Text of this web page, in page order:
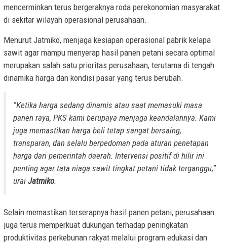
mencerminkan terus bergeraknya roda perekonomian masyarakat
di sekitar wilayah operasional perusahaan.
Menurut Jatmiko, menjaga kesiapan operasional pabrik kelapa
sawit agar mampu menyerap hasil panen petani secara optimal
merupakan salah satu prioritas perusahaan, terutama di tengah
dinamika harga dan kondisi pasar yang terus berubah.
“Ketika harga sedang dinamis atau saat memasuki masa
panen raya, PKS kami berupaya menjaga keandalannya. Kami
juga memastikan harga beli tetap sangat bersaing,
transparan, dan selalu berpedoman pada aturan penetapan
harga dari pemerintah daerah. Intervensi positif di hilir ini
penting agar tata niaga sawit tingkat petani tidak terganggu,”
urai Jatmiko.
Selain memastikan terserapnya hasil panen petani, perusahaan
juga terus memperkuat dukungan terhadap peningkatan
produktivitas perkebunan rakyat melalui program edukasi dan